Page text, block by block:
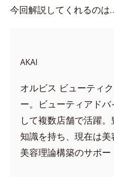
今回解説してくれるのは
AKAI
オルビス ビューティ
ー。ビューティアドバ
して複数店舗で活躍
知識を持ち、現在は
美容理論構築のサポー